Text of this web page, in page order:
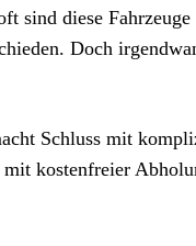
sind diese Fahrzeuge
Doch
Schluss mit
mit kostenfreier